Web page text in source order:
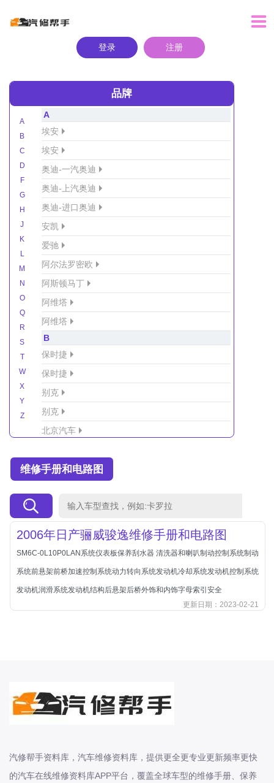
登录 注册
品牌
A
B
C
D
F
G
H
J
K
L
M
N
O
Q
R
S
T
W
X
Y
Z
A
埃安
埃安
奥迪-一汽奥迪
奥迪-上汽奥迪
奥迪-进口奥迪
安凯
爱驰
阿尔法罗密欧
阿斯顿马丁
阿维塔
阿维塔
B
保时捷
保时捷
别克
别克
北京汽车
北京越野车
北汽制造
宝马
宝骏
宾利
本田
维修手册和电路图
2006年日产骊威骏逸维修手册和电路图
SM6C-0L10P0LAN系统仪表板保养刮水器 清洗器和喇叭制动控制系统制动
系统前悬架前桥加速控制系统动力转向系统发动机冷却系统发动机控制系统
发动机润滑系统发动机结构后悬架后桥外饰和内饰字母索引安全
更新日期：2023-02-21
汽修帮手资料库，汽车维修资料库，提供更全更专业更新频率更快
的汽车在线维修资料库APP平台，覆盖全球车型的维修手册、保养